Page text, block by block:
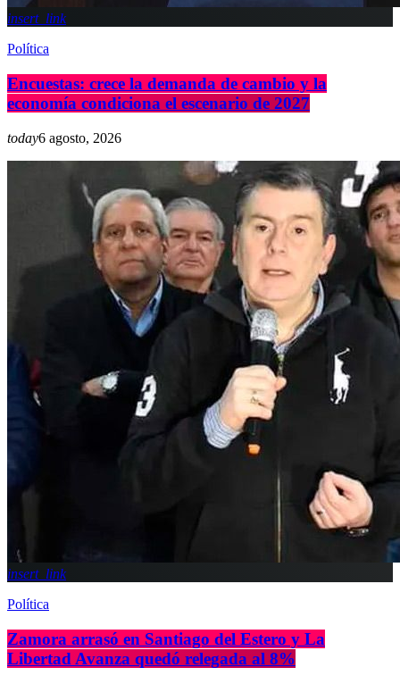
insert_link
Política
Encuestas: crece la demanda de cambio y la
economía condiciona el escenario de 2027
today6 agosto, 2026
insert_link
Política
Zamora arrasó en Santiago del Estero y La
Libertad Avanza quedó relegada al 8%